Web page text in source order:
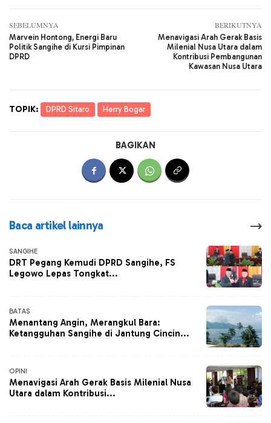
SEBELUMNYA
Marvein Hontong, Energi Baru
Politik Sangihe di Kursi Pimpinan
DPRD
BERIKUTNYA
Menavigasi Arah Gerak Basis
Milenial Nusa Utara dalam
Kontribusi Pembangunan
Kawasan Nusa Utara
TOPIK: DPRD Sitaro Herry Bogar
BAGIKAN
Baca artikel lainnya
SANGIHE
DRT Pegang Kemudi DPRD Sangihe, FS
Legowo Lepas Tongkat...
BATAS
Menantang Angin, Merangkul Bara:
Ketangguhan Sangihe di Jantung Cincin...
OPINI
Menavigasi Arah Gerak Basis Milenial Nusa
Utara dalam Kontribusi...